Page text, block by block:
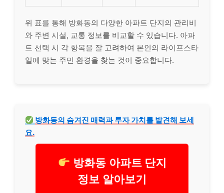
위 표를 통해 방화동의 다양한 아파트 단지의 관리비
와 주변 시설, 교통 정보를 비교할 수 있습니다. 아파
트 선택 시 각 항목을 잘 고려하여 본인의 라이프스타
일에 맞는 주민 환경을 찾는 것이 중요합니다.
방화동의 숨겨진 매력과 투자 가치를 발견해 보세
요.
방화동 아파트 단지
정보 알아보기